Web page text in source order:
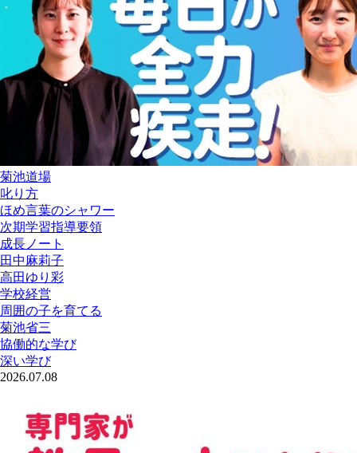
菊池道場
叱り方
ほめ言葉のシャワー
次期学習指導要領
成長ノート
田中麻莉子
高田ゆり彩
学校経営
周囲の子を育てる
菊池省三
協働的な学び
深い学び
2026.07.08